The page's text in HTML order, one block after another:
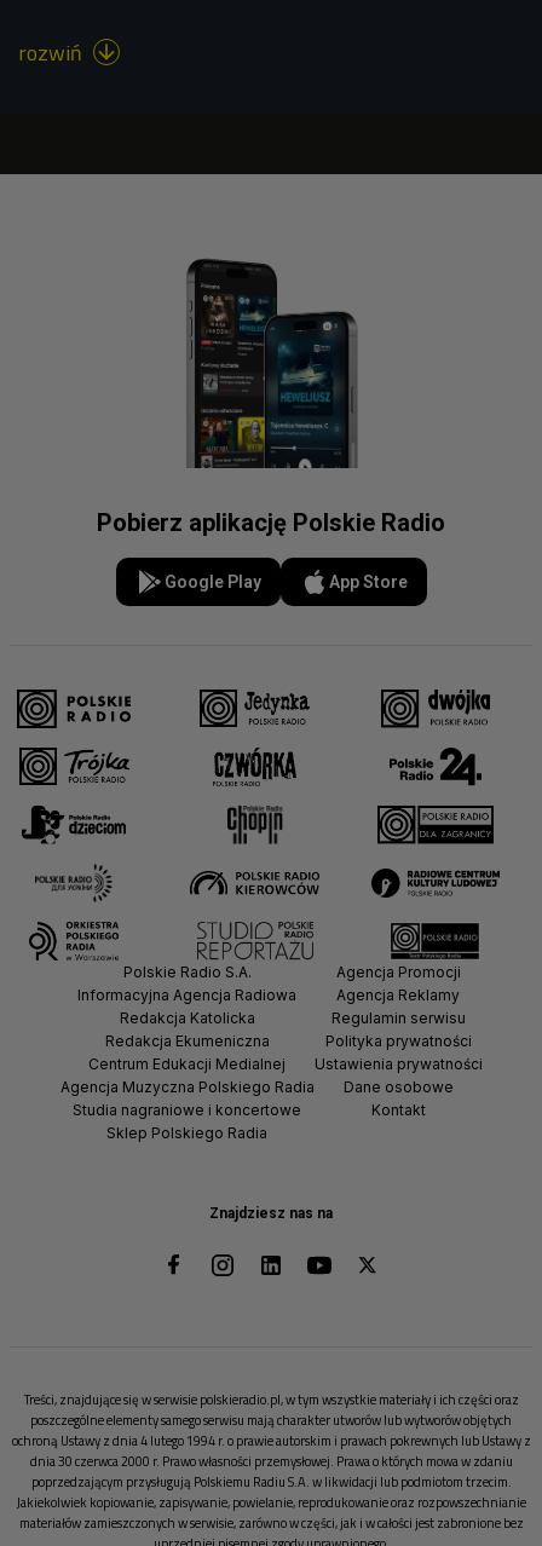
rozwiń 
Pobierz aplikację Polskie Radio
Google Play App Store
Znajdziesz nas na
Polskie Radio S.A.
Informacyjna Agencja Radiowa
Redakcja Katolicka
Redakcja Ekumeniczna
Centrum Edukacji Medialnej
Agencja Muzyczna Polskiego Radia
Studia nagraniowe i koncertowe
Sklep Polskiego Radia
Agencja Promocji
Agencja Reklamy
Regulamin serwisu
Polityka prywatności
Ustawienia prywatności
Dane osobowe
Kontakt
Treści, znajdujące się w serwisie polskieradio.pl, w tym wszystkie materiały i ich części oraz
poszczególne elementy samego serwisu mają charakter utworów lub wytworów objętych
ochroną Ustawy z dnia 4 lutego 1994 r. o prawie autorskim i prawach pokrewnych lub Ustawy z
dnia 30 czerwca 2000 r. Prawo własności przemysłowej. Prawa o których mowa w zdaniu
poprzedzającym przysługują Polskiemu Radiu S.A. w likwidacji lub podmiotom trzecim.
Jakiekolwiek kopiowanie, zapisywanie, powielanie, reprodukowanie oraz rozpowszechnianie
materiałów zamieszczonych w serwisie, zarówno w części, jak i w całości jest zabronione bez